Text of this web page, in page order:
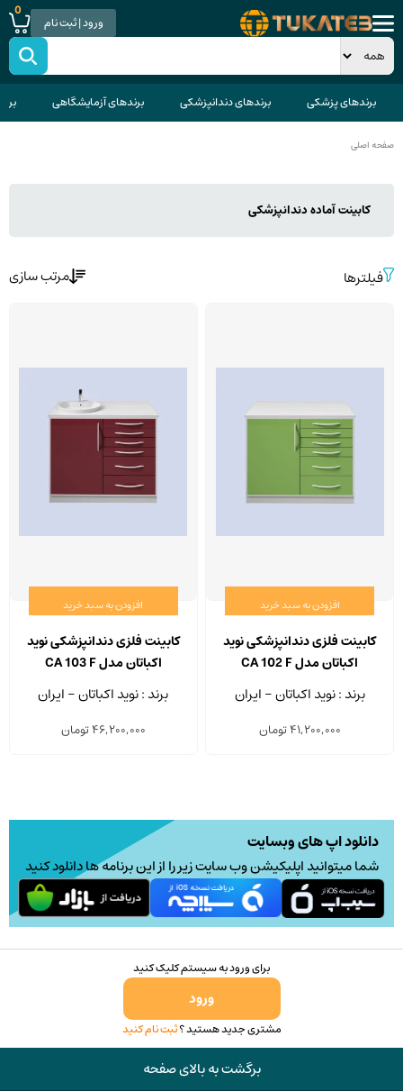
ورود | ثبت نام
0
برندهای پزشکی برندهای دندانپزشکی برندهای آزمایشگاهی
صفحه اصلی
کابینت آماده دندانپزشکی
فیلترها مرتب سازی
افزودن به سبد خرید
کابینت فلزی دندانپزشکی نوید
اکباتان مدل CA 102 F
برند : نوید اکباتان - ایران
41,200,000تومان
افزودن به سبد خرید
کابینت فلزی دندانپزشکی نوید
اکباتان مدل CA 103 F
برند : نوید اکباتان - ایران
46,200,000تومان
دانلود اپ های وبسایت
شما میتوانید اپلیکیشن وب سایت زیر را از این برنامه ها دانلود کنید
برای ورود به سیستم کلیک کنید
ورود
مشتری جدید هستید ؟ثبت نام کنید
برگشت به بالای صفحه